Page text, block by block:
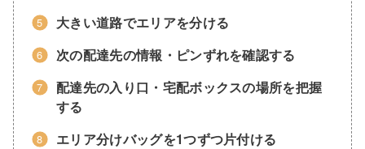
大きい道路でエリアを分ける
次の配達先の情報・ピンずれを確認する
配達先の入り口・宅配ボックスの場所を把握
する
エリア分けバッグを1つずつ片付ける